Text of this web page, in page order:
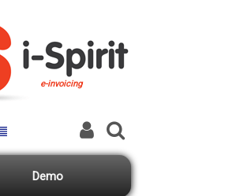
e-invoicing
Demo